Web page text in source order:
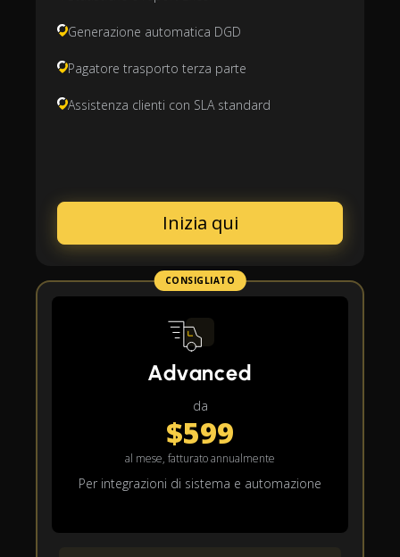
Generazione automatica DGD
Pagatore trasporto terza parte
Assistenza clienti con SLA standard
Inizia qui
CONSIGLIATO
Advanced
da
$599
al mese, fatturato annualmente
Per integrazioni di sistema e automazione